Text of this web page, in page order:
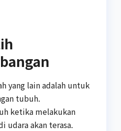
yang lain adalah untuk
tubuh.
ketika melakukan
udara akan terasa.